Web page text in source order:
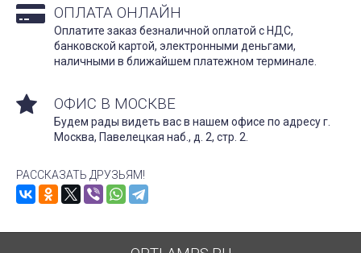
ОПЛАТА ОНЛАЙН
Оплатите заказ безналичной оплатой с НДС,
банковской картой, электронными деньгами,
наличными в ближайшем платежном терминале.
ОФИС В МОСКВЕ
Будем рады видеть вас в нашем офисе по адресу г.
Москва, Павелецкая наб., д. 2, стр. 2.
РАССКАЗАТЬ ДРУЗЬЯМ!